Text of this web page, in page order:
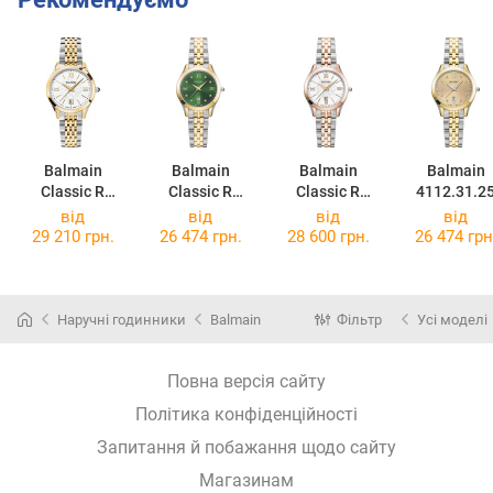
Balmain
Classic R
4312.31.12
Balmain
Classic R
4112.31.75
Balmain
Classic R
4118.31.12
Balmain
від
29 210 грн.
від
26 474 грн.
від
28 600 грн.
від
26 474
Наручні годинники Balmain Фільтр Усі моделі
Повна версія сайту
Політика конфіденційності
Запитання й побажання щодо сайту
Магазинам